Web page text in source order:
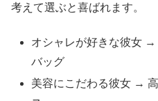
考えて選ぶと喜ばれます。
オシャレが好きな彼女
バッグ
美容にこだわる彼女 →